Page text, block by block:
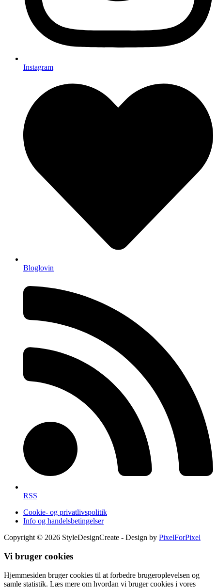
Instagram
Bloglovin
RSS
Cookie- og privatlivspolitik
Info og handelsbetingelser
Copyright © 2026 StyleDesignCreate - Design by PixelForPixel
Vi bruger cookies
Hjemmesiden bruger cookies til at forbedre brugeroplevelsen og
samle statistik. Læs mere om hvordan vi bruger cookies i vores